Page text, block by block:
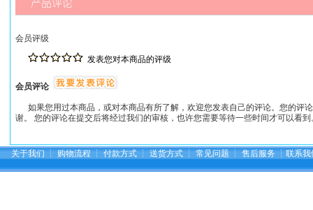
会员评级
发表您对本商品的评级
会员评论
如果您用过本商品，或对本商品有所了解，欢迎您发表自己的评论。您的评
谢。 您的评论在提交后将经过我们的审核，也许您需要等待一些时间才可以看
关于我们 ┆ 购物流程 ┆ 付款方式 ┆ 送货方式 ┆ 常见问题 ┆ 售后服务 ┆ 联系我